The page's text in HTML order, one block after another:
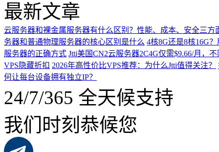
最新文章
云服务器和裸金属服务器有什么区别？性能、成本、安全三方
务器和普通物理服务器的核心区别是什么 4核8G还是8核16G
服务器的正确方式 Jtti美国CN2云服务器2C4G仅需$9.66/月，
VPS隐藏折扣 2026年高性价比VPS推荐：为什么Jtti值得关注？
何让每台设备拥有独立IP？
24/7/365 全天候支持
我们时刻恭候您